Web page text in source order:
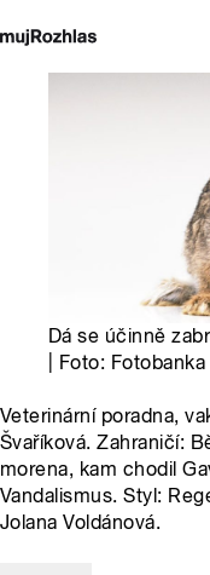
Dá se účinně
| Foto:
Veterinární poradna,
Švaříková. Zahraničí:
morena, kam chodil
Vandalismus. Styl:
Jolana Voldánová.